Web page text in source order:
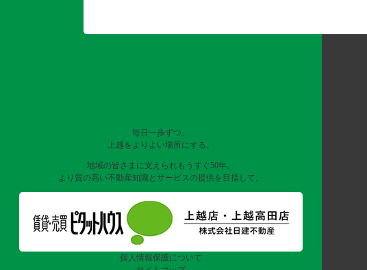
毎日一歩ずつ、
上越をよりよい場所にする。
地域の皆さまに支えられもうすぐ50年。
より質の高い不動産知識とサービスの提供を目指して。
個人情報保護について